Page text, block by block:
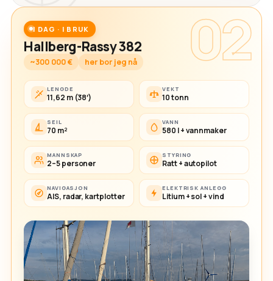
02
I DAG · I BRUK
Hallberg-Rassy 382
~300 000 € her bor jeg nå
LENGDE
11,62 m (38′)
VEKT
10 tonn
SEIL
70 m²
VANN
580 l + vannmaker
MANNSKAP
2–5 personer
STYRING
Ratt + autopilot
NAVIGASJON
AIS, radar, kartplotter
ELEKTRISK ANLEGG
Litium + sol + vind